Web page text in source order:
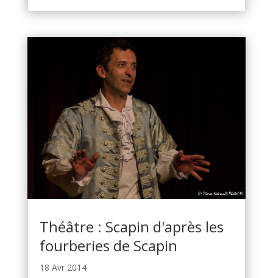
Théâtre : Scapin d'après les
fourberies de Scapin
18 Avr 2014